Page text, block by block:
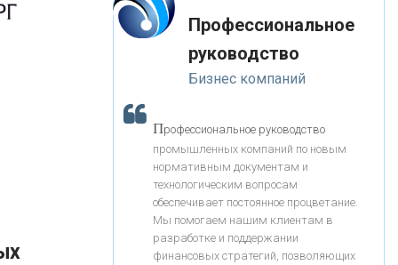
«ЗАПСИБКОМБАНК»
«РОСЕВРОБАНК»
«ПРЕСС-СЛУЖБА ВТБ24»
«АВТОГРАДБАНК»
«ПРОМРЕГИОНБАНК»
-- Лучшее, что можно сделать с хорошим советом, это
пропустить его мимо ушей. Он никогда не бывает
полезен никому, кроме того, кто его дал.
-- Люблю давать советы и очень не люблю, когда их
дают мне.
Профессиональное
руководство
Бизнес компаний
Профессиональное руководство
промышленных компаний по новым
нормативным документам и
технологическим вопросам
обеспечивает постоянное процветание.
Мы помогаем нашим клиентам в
разработке и поддержании
финансовых стратегий, позволяющих